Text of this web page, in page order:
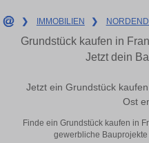
❯ IMMOBILIEN ❯
Grundstück kaufen in
Jetzt dein
Jetzt ein Grundstück
Ost
Finde ein Grundstück kaufen in
gewerbliche